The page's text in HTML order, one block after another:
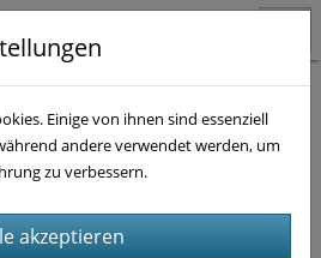
Einige von ihnen sind essenziell
andere verwendet werden, um
zu verbessern.